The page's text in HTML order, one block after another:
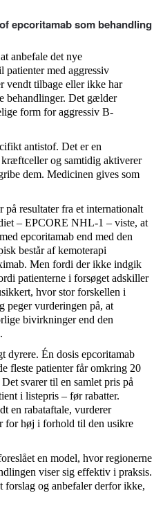
epcoritamab som behandling
anbefale det nye
med aggressiv
vendt tilbage eller ikke har
behandlinger. Det gælder
form for aggressiv B-
antistof. Det er en
og samtidig aktiverer
dem. Medicinen gives som
resultater fra et internationalt
– EPCORE NHL-1 – viste, at
epcoritamab end med den
består af kemoterapi
Men fordi der ikke indgik
patienterne i forsøget adskiller
hvor stor forskellen i
peger vurderingen på, at
bivirkninger end den
dyrere. Én dosis epcoritamab
fleste patienter får omkring 20
svarer til en samlet pris på
i listepris – før rabatter.
en rabataftale, vurderer
for høj i forhold til den usikre
en model, hvor regionerne
viser sig effektiv i praksis.
og anbefaler derfor ikke,